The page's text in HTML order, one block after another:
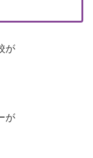
が
が